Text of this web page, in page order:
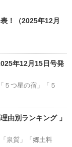
！（2025年12月
年12月15日号発
５つ星の宿」「５
由別ランキング 」
泉質」「郷土料